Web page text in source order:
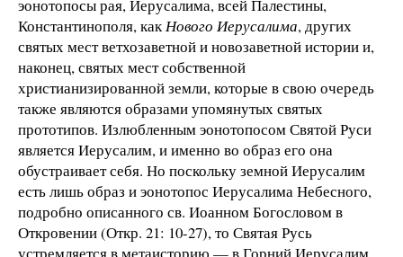
эонотопосы рая, Иерусалима, всей Палестины,
Константинополя, какНового Иерусалима, других
святых мест ветхозаветной и новозаветной истории и,
наконец, святых мест собственной
христианизированной земли, которые в свою очередь
также являются образами упомянутых святых
прототипов. Излюбленным эонотопосом Святой Руси
является Иерусалим, и именно во образ его она
обустраивает себя. Но поскольку земной Иерусалим
есть лишь образ и эонотопос Иерусалима Небесного,
подробно описанного св. Иоанном Богословом в
Откровении (Откр. 21: 10-27), то Святая Русь